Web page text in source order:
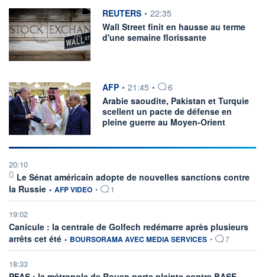
PALMARÈS
France
Dividendes
Secteurs
information fournie par
REUTERS • 22:35
Wall Street finit en hausse au terme
d'une semaine florissante
information fournie par
AFP • 21:45 •
6
Arabie saoudite, Pakistan et Turquie
scellent un pacte de défense en
pleine guerre au Moyen-Orient
20:10
Le Sénat américain adopte de nouvelles sanctions contre
la Russie information fournie par
• AFP VIDEO • 1
19:02
Canicule : la centrale de Golfech redémarre après plusieurs
arrêts cet été information fournie par
• BOURSORAMA AVEC MEDIA SERVICES • 7
18:33